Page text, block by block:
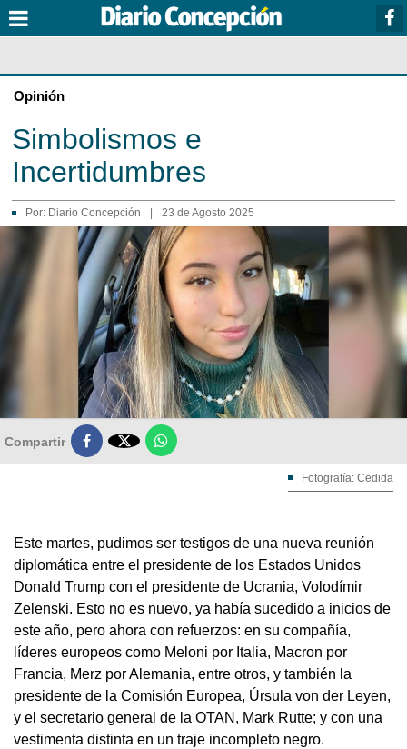
Opinión
Simbolismos e
Incertidumbres
Por: Diario Concepción 23 de Agosto 2025
Compartir 
Fotografía: Cedida
Este martes, pudimos ser testigos de una nueva reunión
diplomática entre el presidente de los Estados Unidos
Donald Trump con el presidente de Ucrania, Volodímir
Zelenski. Esto no es nuevo, ya había sucedido a inicios de
este año, pero ahora con refuerzos: en su compañía,
líderes europeos como Meloni por Italia, Macron por
Francia, Merz por Alemania, entre otros, y también la
presidente de la Comisión Europea, Úrsula von der Leyen,
y el secretario general de la OTAN, Mark Rutte; y con una
vestimenta distinta en un traje incompleto negro.